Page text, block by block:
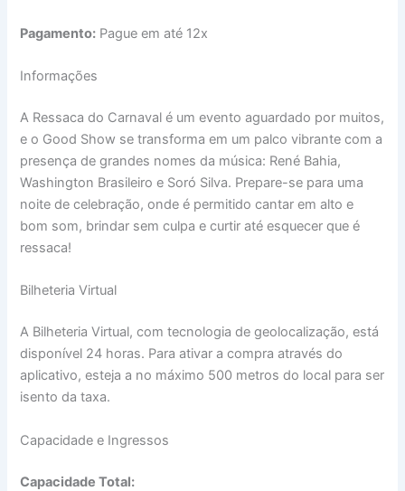
Pagamento: Pague em até 12x
Informações
A Ressaca do Carnaval é um evento aguardado por muitos,
e o Good Show se transforma em um palco vibrante com a
presença de grandes nomes da música: René Bahia,
Washington Brasileiro e Soró Silva. Prepare-se para uma
noite de celebração, onde é permitido cantar em alto e
bom som, brindar sem culpa e curtir até esquecer que é
ressaca!
Bilheteria Virtual
A Bilheteria Virtual, com tecnologia de geolocalização, está
disponível 24 horas. Para ativar a compra através do
aplicativo, esteja a no máximo 500 metros do local para ser
isento da taxa.
Capacidade e Ingressos
Capacidade Total: